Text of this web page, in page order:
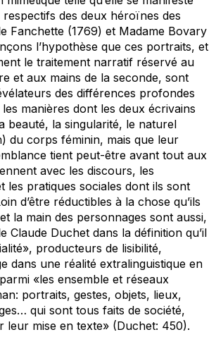
des deux héroïnes des
Fanchette (1769) et Madame Bovary
l’hypothèse que ces portraits, et
le traitement narratif réservé au
et aux mains de la seconde, sont
des différences profondes
manières dont les deux écrivains
beauté, la singularité, le naturel
du corps féminin, mais que leur
tient peut-être avant tout aux
avec les discours, les
les pratiques sociales dont ils sont
d’être réductibles à la chose qu’ils
la main des personnages sont aussi,
Claude Duchet dans la définition qu’il
producteurs de lisibilité,
dans une réalité extralinguistique en
«les ensemble et réseaux
portraits, gestes, objets, lieux,
qui sont tous faits de société,
leur mise en texte» (Duchet: 450).